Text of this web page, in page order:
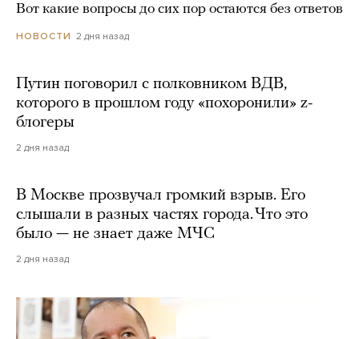
Вот какие вопросы до сих пор остаются без ответов
НОВОСТИ 2 дня назад
Путин поговорил с полковником ВДВ,
которого в прошлом году «похоронили» z-
блогеры
2 дня назад
В Москве прозвучал громкий взрыв. Его
слышали в разных частях города. Что это
было — не знает даже МЧС
2 дня назад